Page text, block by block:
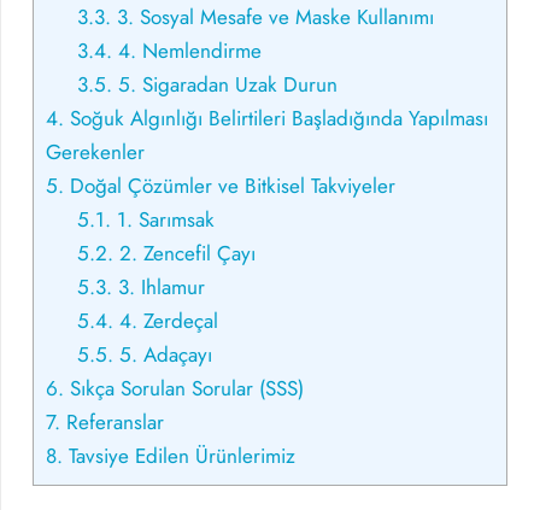
3.3. 3. Sosyal Mesafe ve Maske Kullanımı
3.4. 4. Nemlendirme
3.5. 5. Sigaradan Uzak Durun
4. Soğuk Algınlığı Belirtileri Başladığında Yapılması
Gerekenler
5. Doğal Çözümler ve Bitkisel Takviyeler
5.1. 1. Sarımsak
5.2. 2. Zencefil Çayı
5.3. 3. Ihlamur
5.4. 4. Zerdeçal
5.5. 5. Adaçayı
6. Sıkça Sorulan Sorular (SSS)
7. Referanslar
8. Tavsiye Edilen Ürünlerimiz